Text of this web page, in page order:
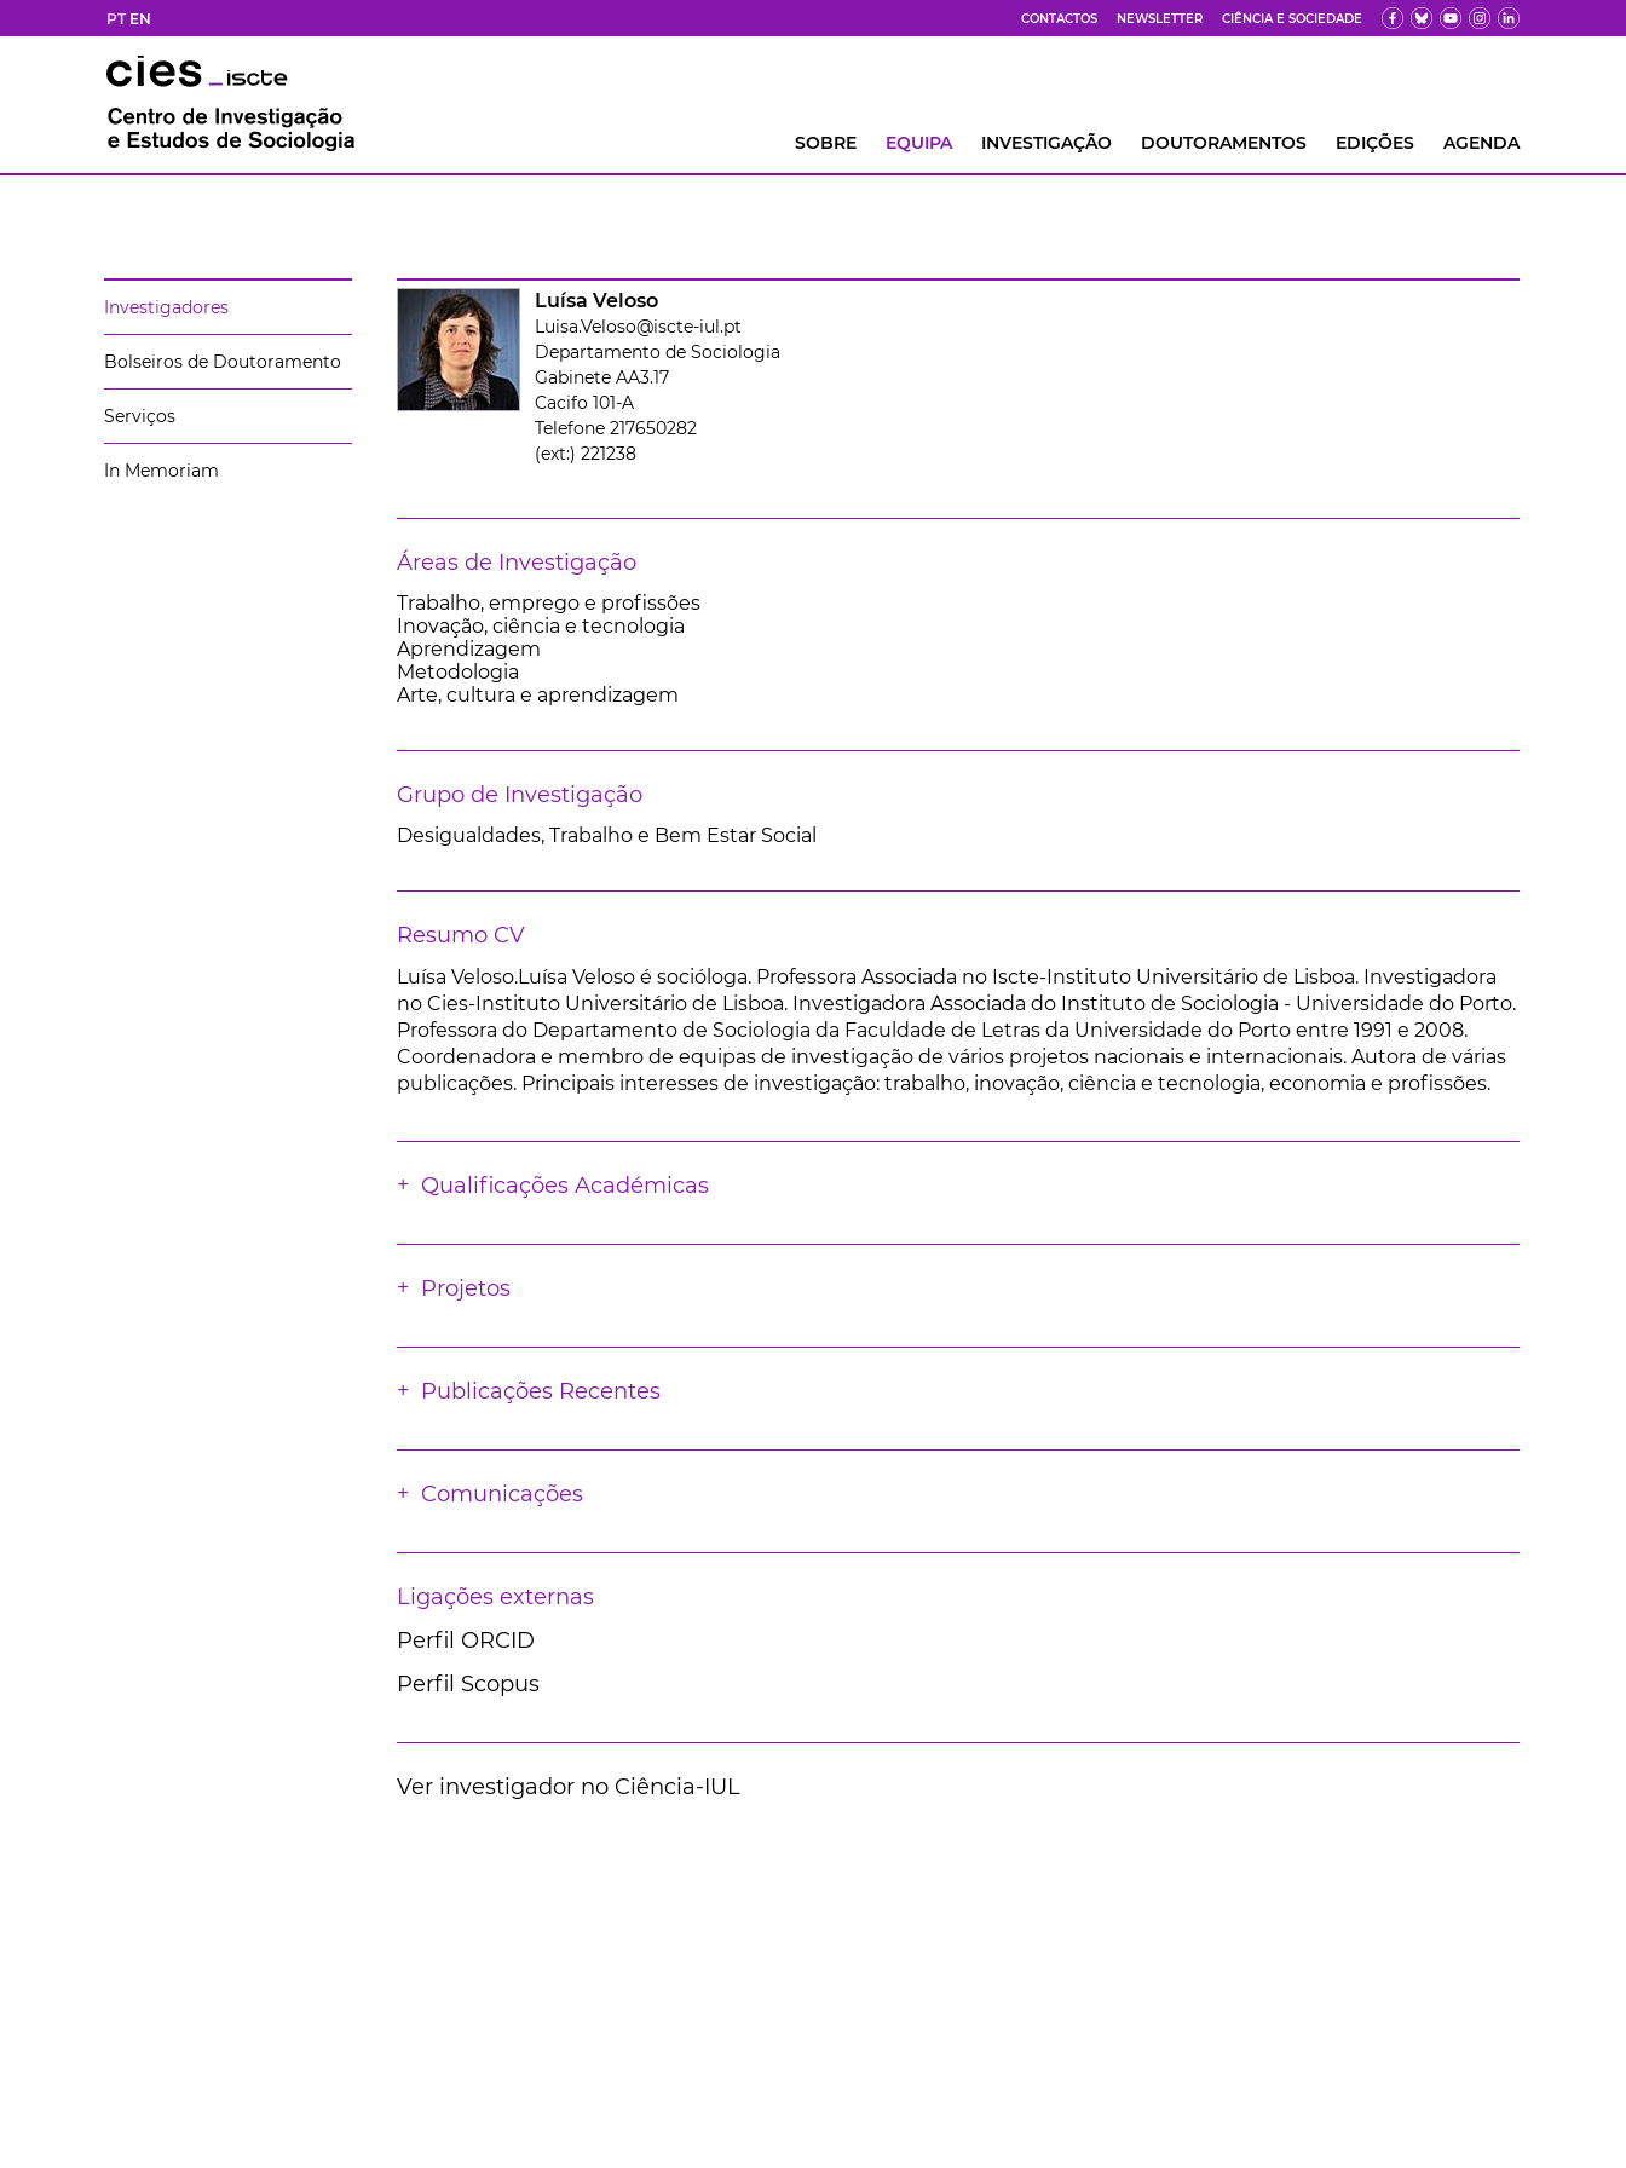
PT EN CONTACTOS NEWSLETTER CIÊNCIA E SOCIEDADE
SOBRE EQUIPA INVESTIGAÇÃO DOUTORAMENTOS EDIÇÕES AGENDA
Investigadores
Bolseiros de Doutoramento
Serviços
In Memoriam
Luísa Veloso
Luisa.Veloso@iscte-iul.pt
Departamento de Sociologia
Gabinete AA3.17
Cacifo 101-A
Telefone 217650282
(ext:) 221238
Áreas de Investigação
Trabalho, emprego e profissões
Inovação, ciência e tecnologia
Aprendizagem
Metodologia
Arte, cultura e aprendizagem
Grupo de Investigação
Desigualdades, Trabalho e Bem Estar Social
Resumo CV
Luísa Veloso.Luísa Veloso é socióloga. Professora Associada no Iscte-Instituto Universitário de Lisboa. Investigadora
no Cies-Instituto Universitário de Lisboa. Investigadora Associada do Instituto de Sociologia - Universidade do Porto.
Professora do Departamento de Sociologia da Faculdade de Letras da Universidade do Porto entre 1991 e 2008.
Coordenadora e membro de equipas de investigação de vários projetos nacionais e internacionais. Autora de várias
publicações. Principais interesses de investigação: trabalho, inovação, ciência e tecnologia, economia e profissões.
Qualificações Académicas
Projetos
Publicações Recentes
Comunicações
Ligações externas
Perfil ORCID
Perfil Scopus
Ver investigador no Ciência-IUL